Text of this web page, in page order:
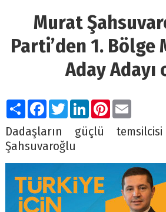
Murat
Parti’den 1.
Aday Adayı
PaylaşFacebook
TwitterLinkedIn
Pinterest
Email
Dadaşların güçlü
Şahsuvaroğlu